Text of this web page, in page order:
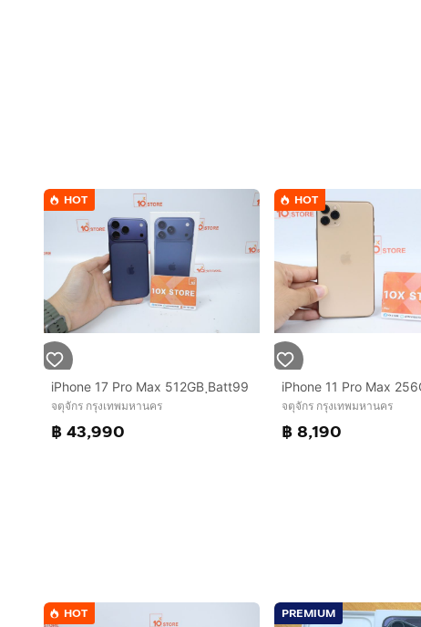
HOT
iPhone 17 Pro Max 512GB ฺBatt99
จตุจักร กรุงเทพมหานคร
฿ 43,990
HOT
จตุจักร กรุงเทพมหานคร
฿ 8,190
HOT PREMIUM